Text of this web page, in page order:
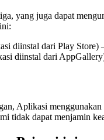
yang juga dapat
diinstal dari Play Store)
diinstal dari
Aplikasi
tidak dapat menjamin